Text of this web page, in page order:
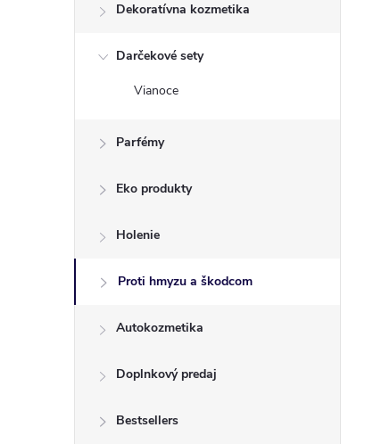
Dekoratívna kozmetika
Darčekové sety
Vianoce
Parfémy
Eko produkty
Holenie
Proti hmyzu a škodcom
Autokozmetika
Doplnkový predaj
Bestsellers